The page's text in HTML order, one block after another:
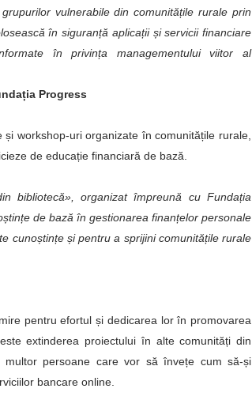
vulnerabile din comunitățile rurale prin
în siguranță aplicații și servicii financiare
în privința managementului viitor al
Progress
workshop-uri organizate în comunitățile rurale,
de educație financiară de bază.
bibliotecă», organizat împreună cu Fundația
de bază în gestionarea finanțelor personale
cunoștințe și pentru a sprijini comunitățile rurale
pentru efortul și dedicarea lor în promovarea
extinderea proiectului în alte comunități din
persoane care vor să învețe cum să-și
bancare online.